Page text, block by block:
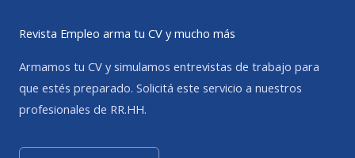
Revista Empleo arma tu CV y mucho más
Armamos tu CV y simulamos entrevistas de trabajo para
que estés preparado. Solicitá este servicio a nuestros
profesionales de RR.HH.